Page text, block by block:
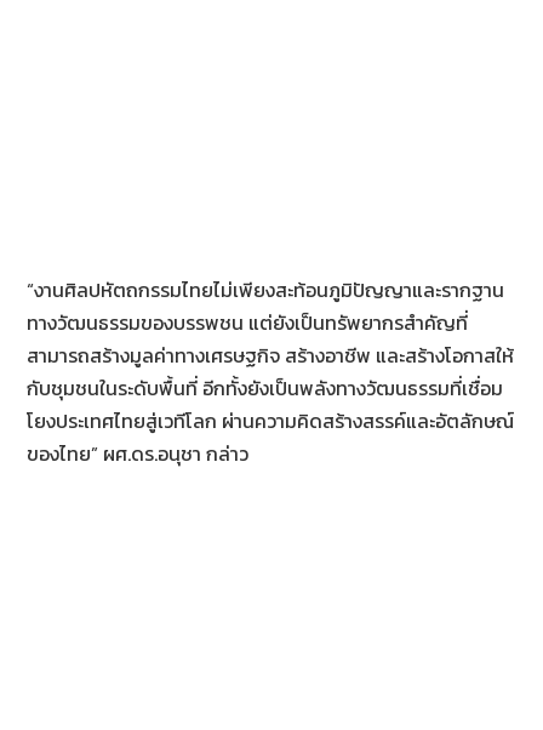
“งานศิลปหัตถกรรมไทยไม่เพียงสะท้อนภูมิปัญญาและรากฐาน
ทางวัฒนธรรมของบรรพชน แต่ยังเป็นทรัพยากรสำคัญที่
สามารถสร้างมูลค่าทางเศรษฐกิจ สร้างอาชีพ และสร้างโอกาสให้
กับชุมชนในระดับพื้นที่ อีกทั้งยังเป็นพลังทางวัฒนธรรมที่เชื่อม
โยงประเทศไทยสู่เวทีโลก ผ่านความคิดสร้างสรรค์และอัตลักษณ์
ของไทย” ผศ.ดร.อนุชา กล่าว